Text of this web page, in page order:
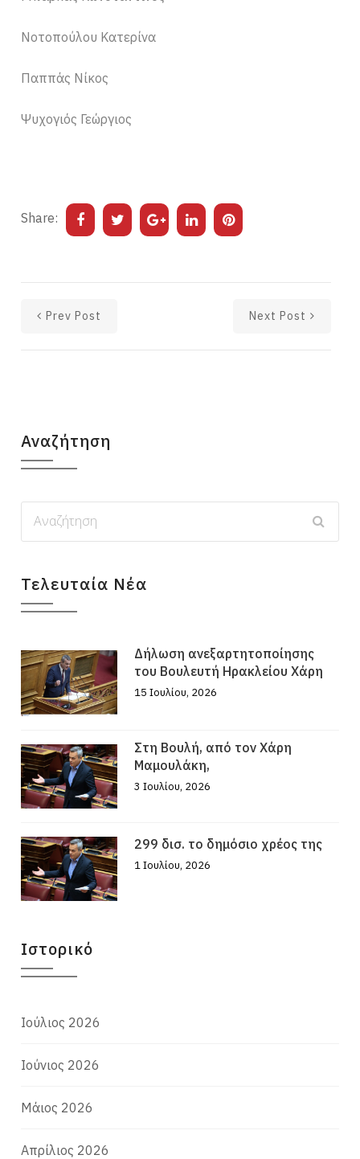
Νοτοπούλου Κατερίνα
Παππάς Νίκος
Ψυχογιός Γεώργιος
Share:
Prev Post Next Post
Αναζήτηση
Τελευταία Νέα
Δήλωση ανεξαρτητοποίησης
του Βουλευτή Ηρακλείου Χάρη
15 Ιουλίου, 2026
Στη Βουλή, από τον Χάρη
Μαμουλάκη,
3 Ιουλίου, 2026
299 δισ. το δημόσιο χρέος της
1 Ιουλίου, 2026
Ιστορικό
Ιούλιος 2026
Ιούνιος 2026
Μάιος 2026
Απρίλιος 2026